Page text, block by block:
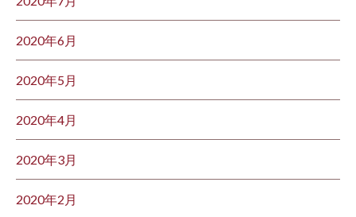
2020年6月
2020年5月
2020年4月
2020年3月
2020年2月